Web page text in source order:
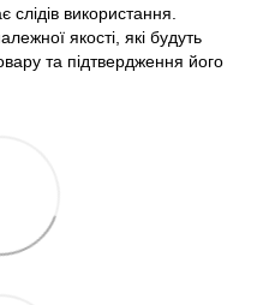
використання.
якості, які будуть
та підтвердження його